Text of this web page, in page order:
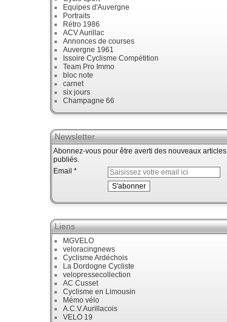
Equipes d'Auvergne
Portraits
Rétro 1986
ACV Aurillac
Annonces de courses
Auvergne 1961
Issoire Cyclisme Compétition
Team Pro Immo
bloc note
carnet
six jours
Champagne 66
Newsletter
Abonnez-vous pour être averti des nouveaux articles
publiés.
Email
Liens
MGVELO
veloracingnews
Cyclisme Ardéchois
La Dordogne Cycliste
velopressecollection
AC Cusset
Cyclisme en Limousin
Mémo vélo
A.C.V.Aurillacois
VELO 19